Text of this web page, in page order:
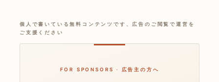
個人で書いている無料コンテンツです、広告のご閲覧で運営を
ご支援ください
FOR SPONSORS · 広告主の方へ